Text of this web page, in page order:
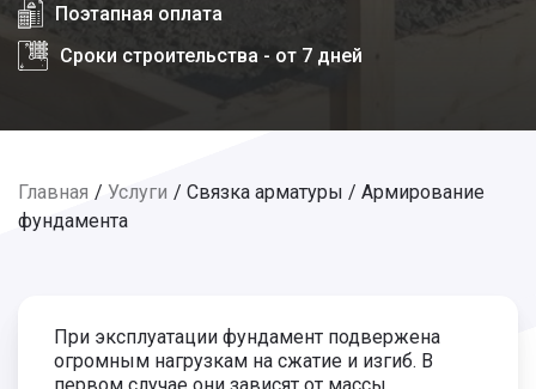
Поэтапная оплата
Сроки строительства - от 7 дней
Главная Услуги
Связка арматуры / Армирование
фундамента
При эксплуатации фундамент подвержена
огромным нагрузкам на сжатие и изгиб. В